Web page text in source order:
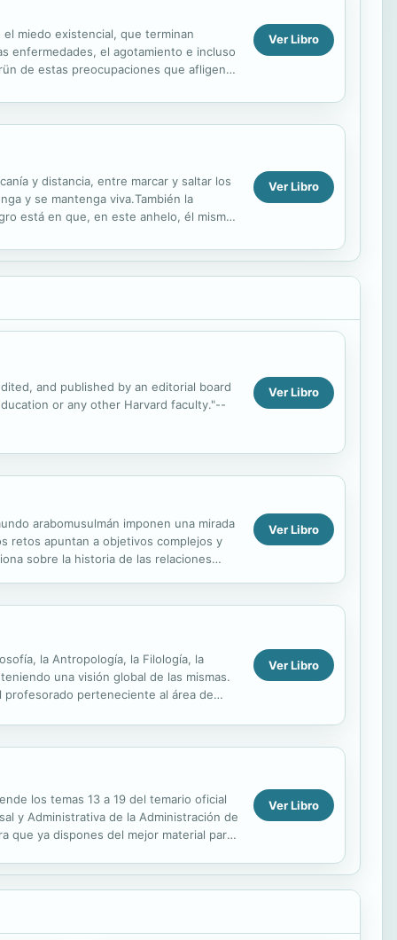
miedo existencial, que terminan
enfermedades, el agotamiento e incluso
de estas preocupaciones que afligen
Ver Libro
y distancia, entre marcar y saltar los
y se mantenga viva.También la
está en que, en este anhelo, él mismo
Ver Libro
and published by an editorial board
or any other Harvard faculty."--
Ver Libro
arabomusulmán imponen una mirada
retos apuntan a objetivos complejos y
sobre la historia de las relaciones
Ver Libro
la Antropología, la Filología, la
una visión global de las mismas.
perteneciente al área de
Ver Libro
los temas 13 a 19 del temario oficial
y Administrativa de la Administración de
que ya dispones del mejor material para
Ver Libro